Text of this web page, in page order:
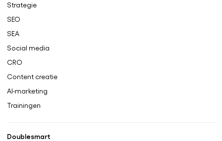
Strategie
SEO
SEA
Social media
CRO
Content creatie
AI-marketing
Trainingen
Doublesmart